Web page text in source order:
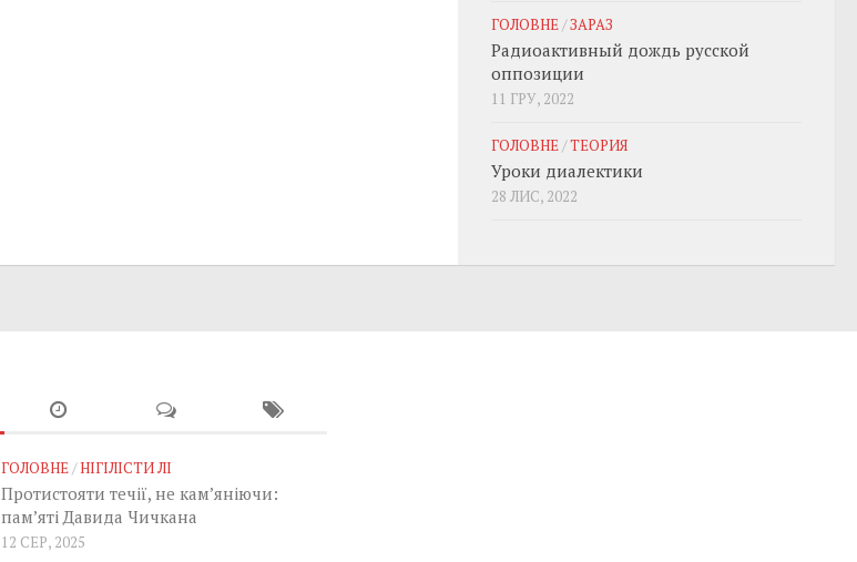
ГОЛОВНЕ/ЗАРАЗ
Радиоактивный дождь русской
оппозиции
11 ГРУ, 2022
ГОЛОВНЕ/ТЕОРИЯ
Уроки диалектики
28 ЛИС, 2022
ГОЛОВНЕ/НІГІЛІСТИ ЛІ
Протистояти течії, не кам’яніючи:
пам’яті Давида Чичкана
12 СЕР, 2025